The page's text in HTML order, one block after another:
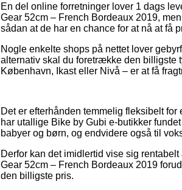
En del online forretninger lover 1 dags
Gear 52cm – French Bordeaux 2019,
sådan at de har en chance for at nå at få
Nogle enkelte shops på nettet lover
alternativ skal du foretrække den billigste
København, Ikast eller Nivå – er at få
Det er efterhånden temmelig fleksibelt
har utallige Bike by Gubi e-butikker
babyer og børn, og endvidere også til
Derfor kan det imidlertid vise sig
Gear 52cm – French Bordeaux 2019
den billigste pris.